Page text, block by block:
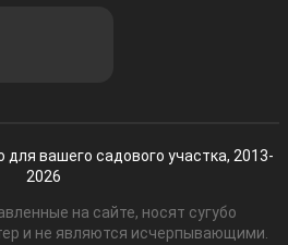
вашего садового участка, 2013-
2026
на сайте, носят сугубо
и не являются исчерпывающими.